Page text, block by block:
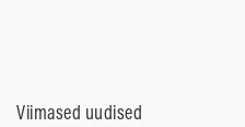
Viimased uudised